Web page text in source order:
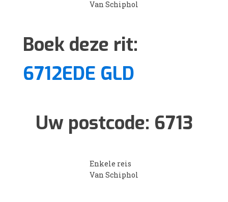
Van Schiphol
Boek deze rit:
6712EDE GLD
Uw postcode: 6713
Enkele reis
Van Schiphol